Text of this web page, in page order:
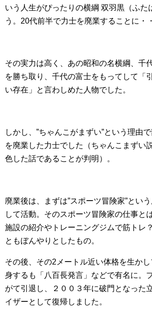
いう人生がぴったりの横綱 双羽黒（ふた
う。20代前半で力士を廃業することに・
その実力は高く、あの昭和の名横綱、千
を勝ち取り、千代の富士をもってして「
い存在」と言わしめた人物でした。
しかし、”ちゃんこがまずい”という理由
を廃業した力士でした（ちゃんこまずい
色した話であることが判明）。
廃業後は、まずは”スポーツ冒険家”とい
して活動。そのスポーツ冒険家の仕事と
施設の紹介やトレーニングジムで筋トレ
ともぼんやりとしたもの。
その後、その2メートル近い体格を生か
身するも「八百長発言」などで有名に。
がて引退し、２００３年に破門となった
イザーとして復帰しました。